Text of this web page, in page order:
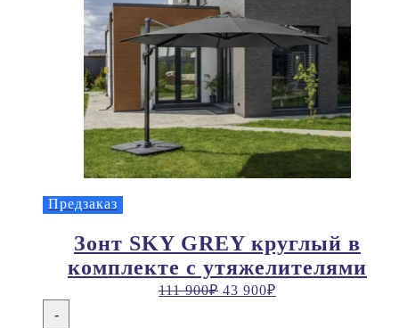
Предзаказ
Зонт SKY GREY круглый в
комплекте с утяжелителями
111 900₽ 43 900₽
-